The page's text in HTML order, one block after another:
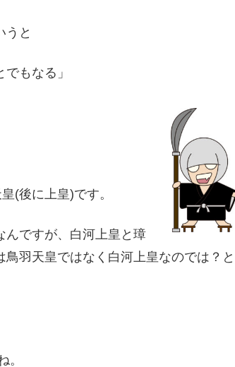
うと
もなる」
(後に上皇)です。
んですが、白河上皇と璋
羽天皇ではなく白河上皇なのでは？と
。